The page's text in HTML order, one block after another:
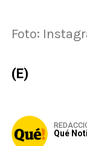
Foto:
(E)
Qué